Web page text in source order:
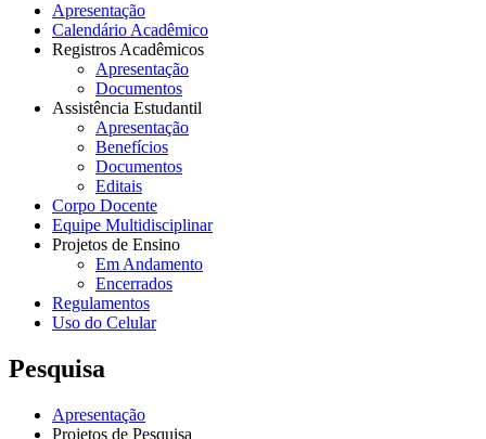
Apresentação
Calendário Acadêmico
Registros Acadêmicos
Apresentação
Documentos
Assistência Estudantil
Apresentação
Benefícios
Documentos
Editais
Corpo Docente
Equipe Multidisciplinar
Projetos de Ensino
Em Andamento
Encerrados
Regulamentos
Uso do Celular
Pesquisa
Apresentação
Projetos de Pesquisa